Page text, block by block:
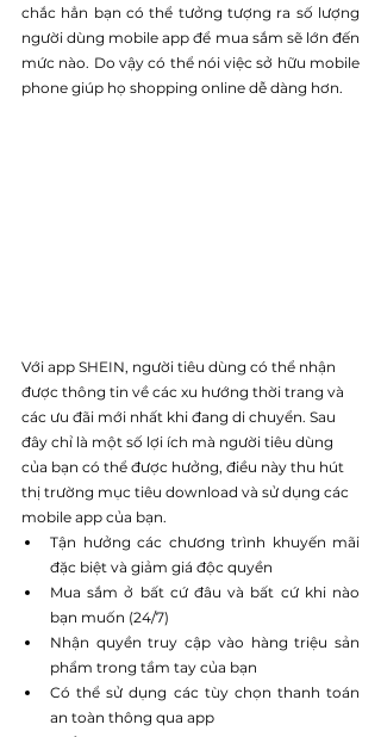
chắc hẳn bạn có thể tưởng tượng ra số lượng
người dùng mobile app để mua sắm sẽ lớn đến
mức nào. Do vậy có thể nói việc sở hữu mobile
phone giúp họ shopping online dễ dàng hơn.
Với app SHEIN, người tiêu dùng có thể nhận
được thông tin về các xu hướng thời trang và
các ưu đãi mới nhất khi đang di chuyển. Sau
đây chỉ là một số lợi ích mà người tiêu dùng
của bạn có thể được hưởng, điều này thu hút
thị trường mục tiêu download và sử dụng các
mobile app của bạn.
Tận hưởng các chương trình khuyến mãi
đặc biệt và giảm giá độc quyền
Mua sắm ở bất cứ đâu và bất cứ khi nào
bạn muốn (24/7)
Nhận quyền truy cập vào hàng triệu sản
phẩm trong tầm tay của bạn
Có thể sử dụng các tùy chọn thanh toán
an toàn thông qua app